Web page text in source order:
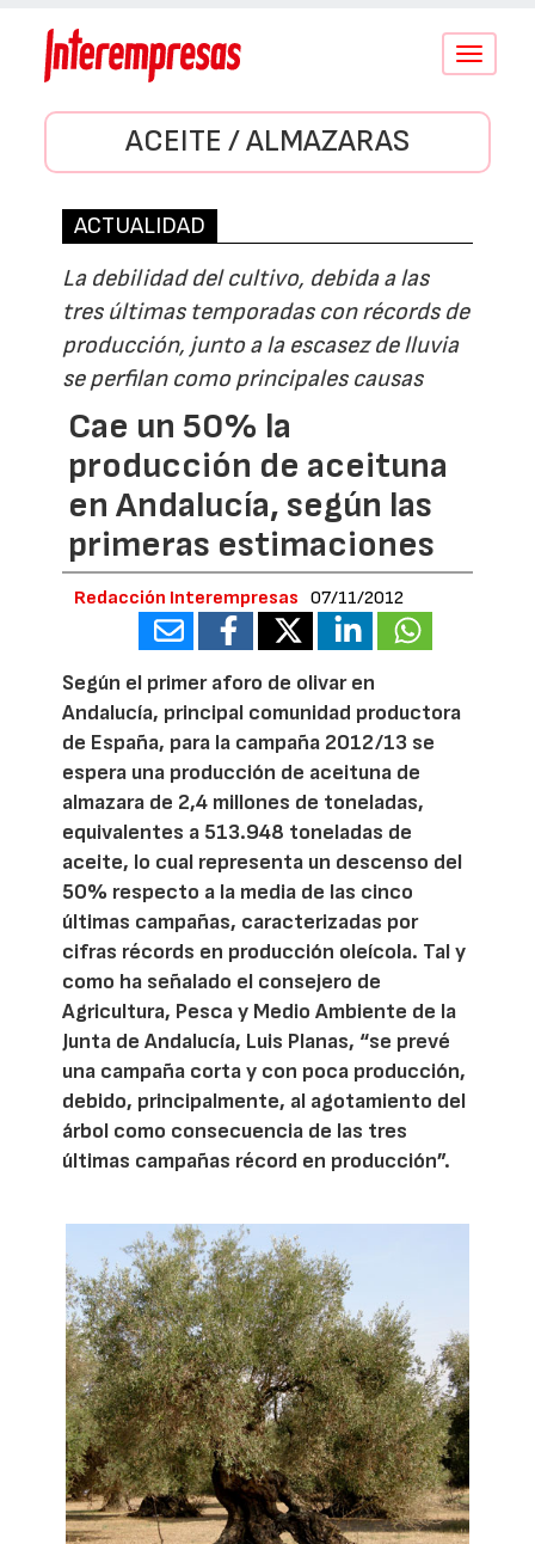
Conmutar
ACEITE / ALMAZARAS
ACTUALIDAD
La debilidad del cultivo, debida a las
tres últimas temporadas con récords de
producción, junto a la escasez de lluvia
se perfilan como principales causas
Cae un 50% la
producción de aceituna
en Andalucía, según las
primeras estimaciones
Redacción Interempresas 07/11/2012
Según el primer aforo de olivar en
Andalucía, principal comunidad productora
de España, para la campaña 2012/13 se
espera una producción de aceituna de
almazara de 2,4 millones de toneladas,
equivalentes a 513.948 toneladas de
aceite, lo cual representa un descenso del
50% respecto a la media de las cinco
últimas campañas, caracterizadas por
cifras récords en producción oleícola. Tal y
como ha señalado el consejero de
Agricultura, Pesca y Medio Ambiente de la
Junta de Andalucía, Luis Planas, “se prevé
una campaña corta y con poca producción,
debido, principalmente, al agotamiento del
árbol como consecuencia de las tres
últimas campañas récord en producción”.